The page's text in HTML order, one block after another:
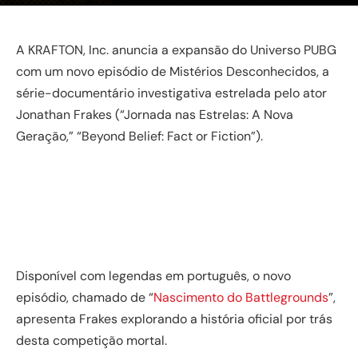
A KRAFTON, Inc. anuncia a expansão do Universo PUBG
com um novo episódio de Mistérios Desconhecidos, a
série-documentário investigativa estrelada pelo ator
Jonathan Frakes (“Jornada nas Estrelas: A Nova
Geração,” “Beyond Belief: Fact or Fiction”).
Disponível com legendas em português, o novo
episódio, chamado de “Nascimento do Battlegrounds”,
apresenta Frakes explorando a história oficial por trás
desta competição mortal.